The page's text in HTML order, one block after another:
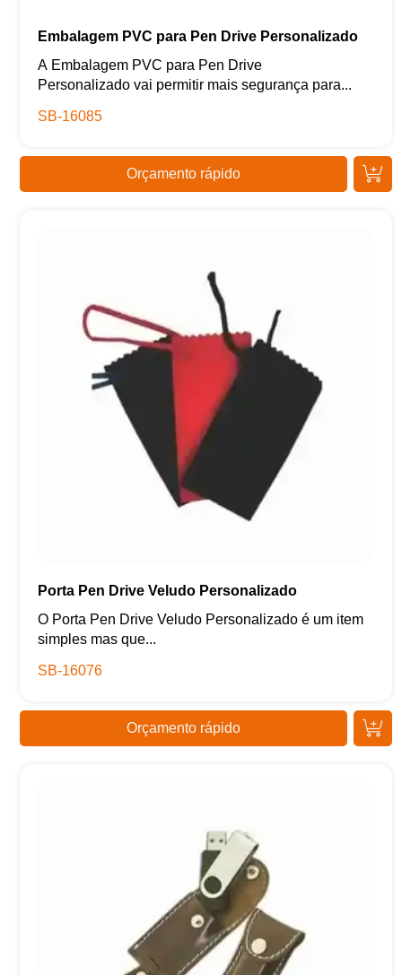
Embalagem PVC para Pen Drive Personalizado
A Embalagem PVC para Pen Drive
Personalizado vai permitir mais segurança para...
SB-16085
Orçamento rápido
Porta Pen Drive Veludo Personalizado
O Porta Pen Drive Veludo Personalizado é um item
simples mas que...
SB-16076
Orçamento rápido